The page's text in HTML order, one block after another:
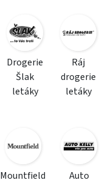
Drogerie
Šlak
letáky
Ráj
drogerie
letáky
Mountfield
Auto